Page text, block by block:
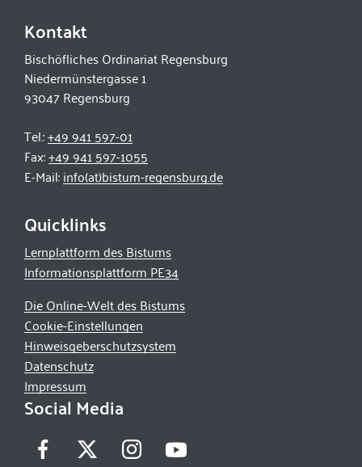
Kontakt
Bischöfliches Ordinariat Regensburg
Niedermünstergasse 1
93047 Regensburg
Tel.:+49 941 597-01
Fax:+49 941 597-1055
E-Mail:info(at)bistum-regensburg.de
Quicklinks
Lernplattform des Bistums
Informationsplattform PE34
Die Online-Welt des Bistums
Cookie-Einstellungen
Hinweisgeberschutzsystem
Datenschutz
Impressum
Social Media